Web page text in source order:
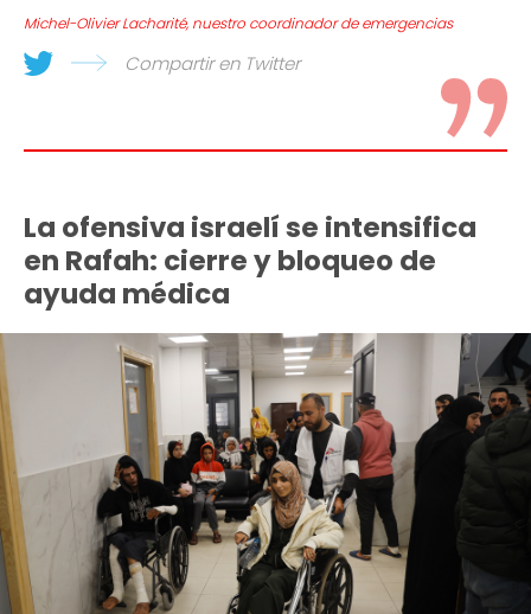
Michel-Olivier Lacharité, nuestro coordinador de emergencias
Compartir en Twitter
La ofensiva israelí se intensifica
en Rafah: cierre y bloqueo de
ayuda médica